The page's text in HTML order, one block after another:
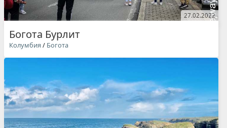
27.02.2022
Богота Бурлит
Колумбия / Богота